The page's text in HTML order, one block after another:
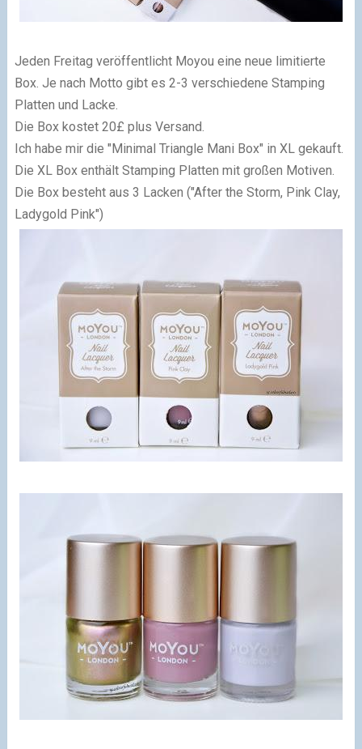
Jeden Freitag veröffentlicht Moyou eine neue limitierte
Box. Je nach Motto gibt es 2-3 verschiedene Stamping
Platten und Lacke.
Die Box kostet 20£ plus Versand.
Ich habe mir die "Minimal Triangle Mani Box" in XL gekauft.
Die XL Box enthält Stamping Platten mit großen Motiven.
Die Box besteht aus 3 Lacken ("After the Storm, Pink Clay,
Ladygold Pink")